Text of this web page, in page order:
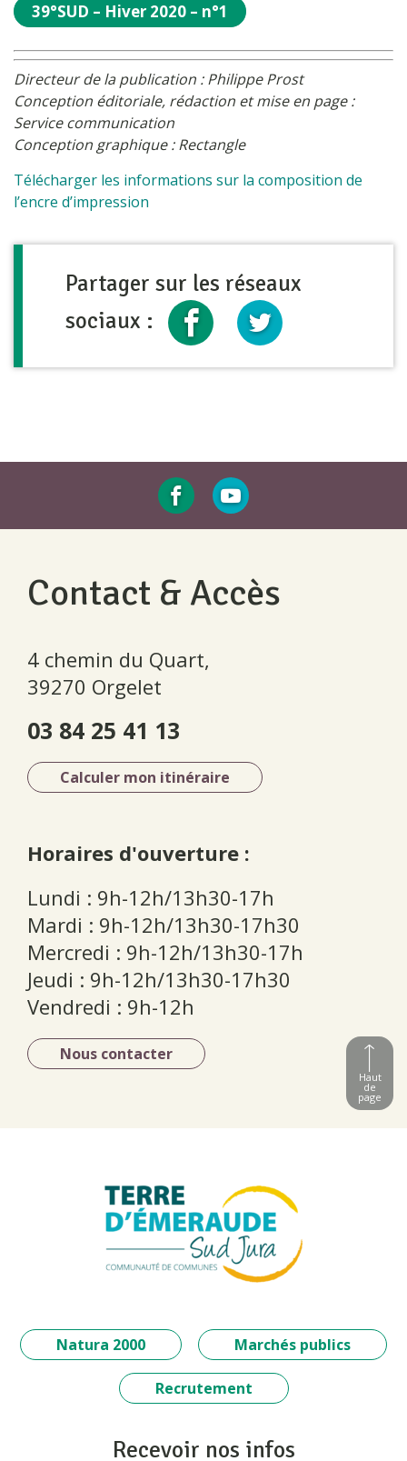
39°SUD – Hiver 2020 – n°1
Directeur de la publication : Philippe Prost
Conception éditoriale, rédaction et mise en page :
Service communication
Conception graphique : Rectangle
Télécharger les informations sur la composition de
l’encre d’impression
Partager sur les réseaux
sociaux :
Contact & Accès
4 chemin du Quart,
39270 Orgelet
03 84 25 41 13
Calculer mon itinéraire
Horaires d'ouverture :
Lundi : 9h-12h/13h30-17h
Mardi : 9h-12h/13h30-17h30
Mercredi : 9h-12h/13h30-17h
Jeudi : 9h-12h/13h30-17h30
Vendredi : 9h-12h
Nous contacter
Haut
de
page
Natura 2000 Marchés publics
Recrutement
Recevoir nos infos